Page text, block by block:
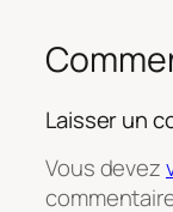
Laisser un
Vous devez